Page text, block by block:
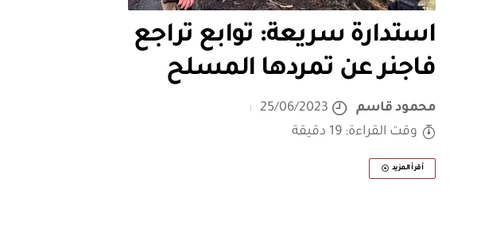
استدارة سريعة: توابع تراجع
فاجنر عن تمردها المسلح
محمود قاسم
25/06/2023
وقت القراءة: 19 دقيقة
أقرأ المزيد